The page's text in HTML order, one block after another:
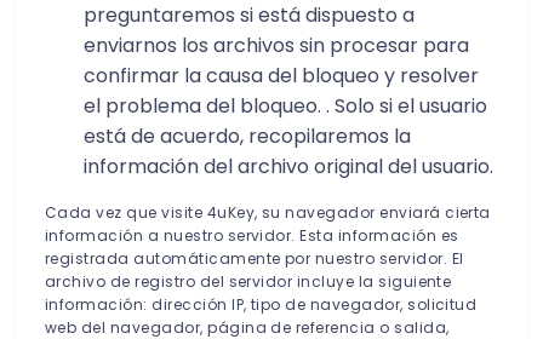
preguntaremos si está dispuesto a
enviarnos los archivos sin procesar para
confirmar la causa del bloqueo y resolver
el problema del bloqueo. . Solo si el usuario
está de acuerdo, recopilaremos la
información del archivo original del usuario.
Cada vez que visite 4uKey, su navegador enviará cierta
información a nuestro servidor. Esta información es
registrada automáticamente por nuestro servidor. El
archivo de registro del servidor incluye la siguiente
información: dirección IP, tipo de navegador, solicitud
web del navegador, página de referencia o salida,